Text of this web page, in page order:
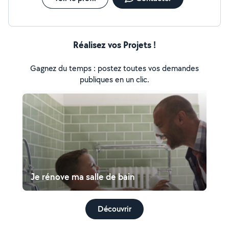
Réalisez vos Projets !
Gagnez du temps : postez toutes vos demandes
publiques en un clic.
Je rénove ma salle de bain
Découvrir